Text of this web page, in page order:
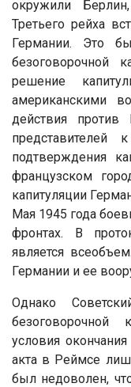
окружили
Третьего рейха
Германии. Это
безоговорочной
решение
американскими
действия
представителей
подтверждения
французском
капитуляции
Мая 1945 года
фронтах. В
является
Германии и ее
Однако
безоговорочной
условия
акта в Реймсе
был недоволен,